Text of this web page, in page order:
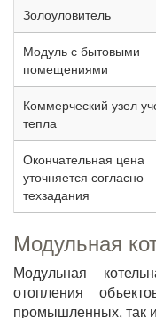
Золоуловитель
Модуль с бытовыми
помещениями
Коммерческий узел
тепла
Окончательная цена
уточняется согласно
техзадания
Модульная
Модульная
отопления
промышленных, так